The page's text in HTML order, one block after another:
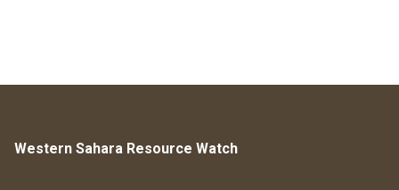
Western Sahara Resource Watch